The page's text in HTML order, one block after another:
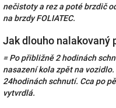
nečistoty a rez a poté brzdič
na brzdy FOLIATEC.
Jak dlouho nalakovaný
= Po přibližně 2 hodinách
nasazení kola zpět na
24hodinách schnutí. Cca po
vytvrdlá.